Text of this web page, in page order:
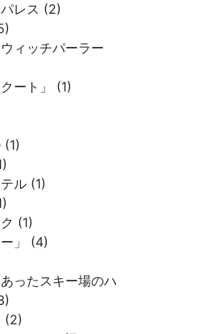
レス (2)
ィッチパーラー
ート」 (1)
(1)
ル (1)
(1)
」 (4)
ったスキー場のハ
(2)